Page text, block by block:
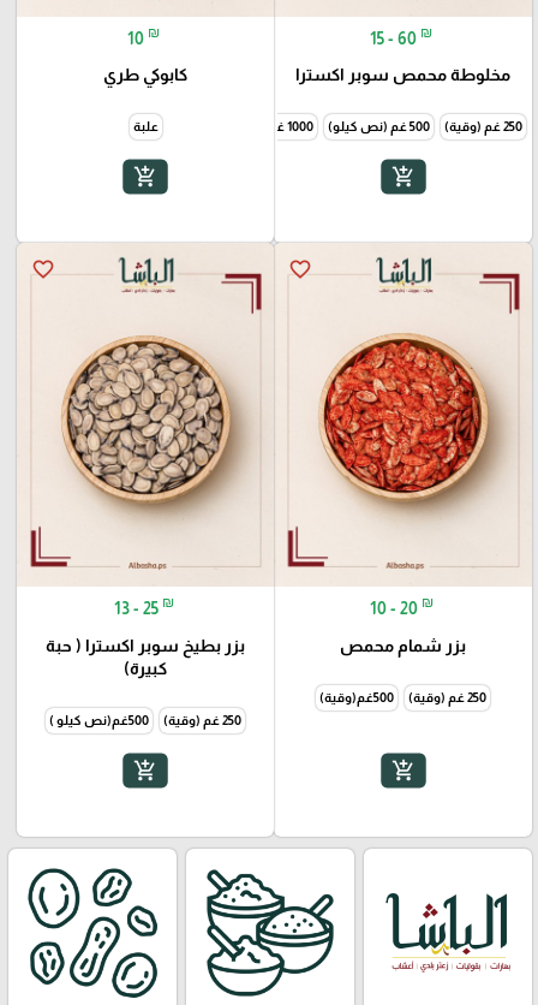
15 - 60 ₪
مخلوطة محمص سوبر اكسترا
250 غم (وقية) 500 غم (نص كيلو) 1000 غم (1 كيلو)
add_shopping_cart
10 ₪
كابوكي طري
علبة
add_shopping_cart
favorite_border
10 - 20 ₪
بزر شمام محمص
250 غم (وقية) 500غم(وقية)
add_shopping_cart
favorite_border
13 - 25 ₪
بزر بطيخ سوبر اكسترا ( حبة
كبيرة)
250 غم (وقية) 500غم(نص كيلو )
add_shopping_cart